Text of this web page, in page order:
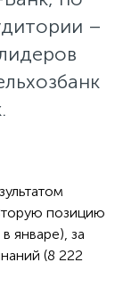
–
позицию
январе), за
(8 222